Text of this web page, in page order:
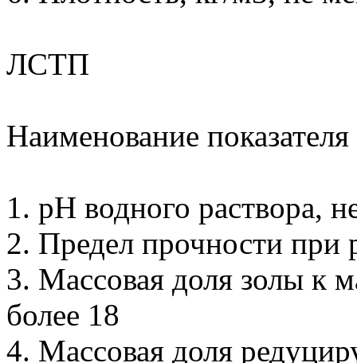
ЛСТП
Наименование показателя
1. рН водного раствора,
2. Предел прочности при
3. Массовая доля золы к
более 18
4. Массовая доля